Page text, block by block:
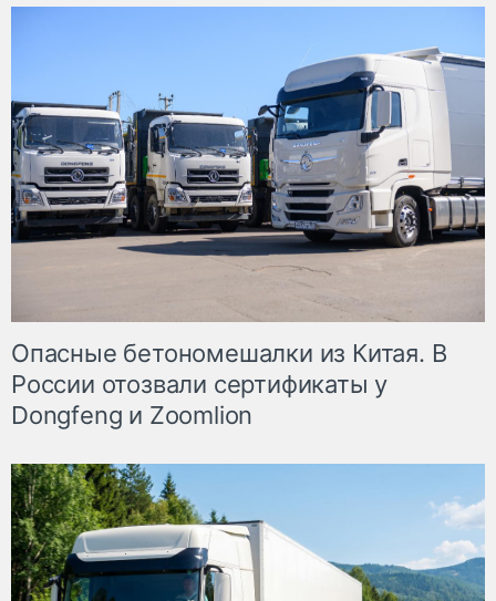
Опасные бетономешалки из Китая. В
России отозвали сертификаты у
Dongfeng и Zoomlion